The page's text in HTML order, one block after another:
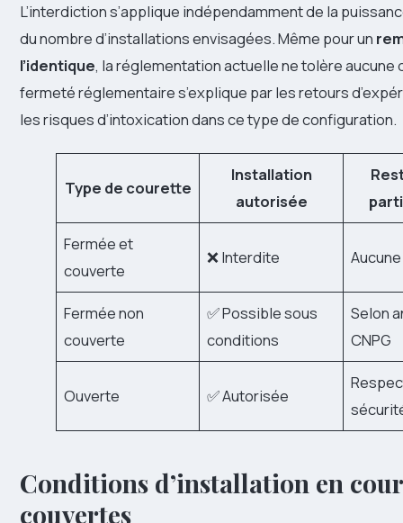
L’interdiction s’applique indépendamment de la
du nombre d’installations envisagées. Même pour un
l’identique, la réglementation actuelle ne tolère
fermeté réglementaire s’explique par les retours
les risques d’intoxication dans ce type de configuration.
Type de courette
Installation
autorisée
Fermée et
couverte
❌ Interdite
Fermée non
couverte
✅ Possible sous
conditions
Selon
CNPG
Ouverte ✅ Autorisée
Conditions d’installation en
couvertes